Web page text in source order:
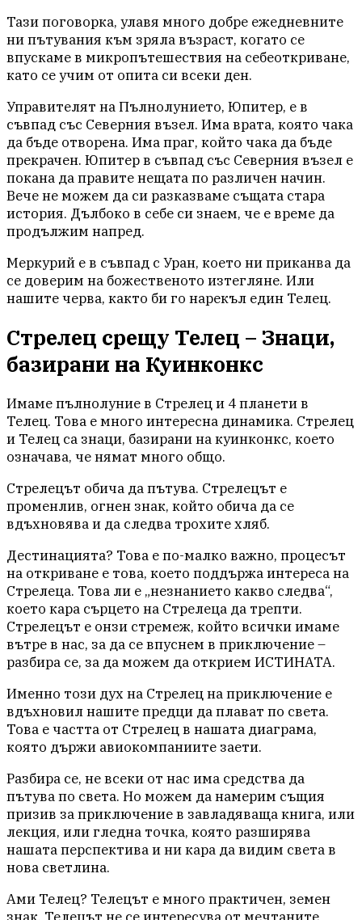
Тази поговорка, улавя много добре ежедневните
ни пътувания към зряла възраст, когато се
впускаме в микропътешествия на себеоткриване,
като се учим от опита си всеки ден.
Управителят на Пълнолунието, Юпитер, е в
съвпад със Северния възел. Има врата, която чака
да бъде отворена. Има праг, който чака да бъде
прекрачен. Юпитер в съвпад със Северния възел е
покана да правите нещата по различен начин.
Вече не можем да си разказваме същата стара
история. Дълбоко в себе си знаем, че е време да
продължим напред.
Меркурий е в съвпад с Уран, което ни приканва да
се доверим на божественото изтегляне. Или
нашите черва, както би го нарекъл един Телец.
Стрелец срещу Телец – Знаци,
базирани на Куинконкс
Имаме пълнолуние в Стрелец и 4 планети в
Телец. Това е много интересна динамика. Стрелец
и Телец са знаци, базирани на куинконкс, което
означава, че нямат много общо.
Стрелецът обича да пътува. Стрелецът е
променлив, огнен знак, който обича да се
вдъхновява и да следва трохите хляб.
Дестинацията? Това е по-малко важно, процесът
на откриване е това, което поддържа интереса на
Стрелеца. Това ли е „незнанието какво следва“,
което кара сърцето на Стрелеца да трепти.
Стрелецът е онзи стремеж, който всички имаме
вътре в нас, за да се впуснем в приключение –
разбира се, за да можем да открием ИСТИНАТА.
Именно този дух на Стрелец на приключение е
вдъхновил нашите предци да плават по света.
Това е частта от Стрелец в нашата диаграма,
която държи авиокомпаниите заети.
Разбира се, не всеки от нас има средства да
пътува по света. Но можем да намерим същия
призив за приключение в завладяваща книга, или
лекция, или гледна точка, която разширява
нашата перспектива и ни кара да видим света в
нова светлина.
Ами Телец? Телецът е много практичен, земен